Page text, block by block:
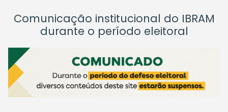
Comunicação institucional do IBRAM
durante o período eleitoral